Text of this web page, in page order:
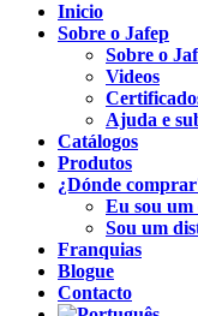
Inicio
Sobre o Jafep
Sobre o
Videos
Ajuda e
Catálogos
Produtos
¿Dónde
Eu sou
Sou um
Franquias
Blogue
Contacto